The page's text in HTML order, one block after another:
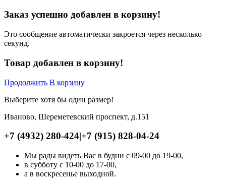
Заказ успешно добавлен в корзину!
Это сообщение автоматически закроется через несколько
секунд.
Товар добавлен в корзину!
Продолжить В корзину
Выберите хотя бы один размер!
Иваново, Шереметевский проспект, д.151
+7 (4932) 280-424|+7 (915) 828-04-24
Мы рады видеть Вас в будни с 09-00 до 19-00,
в субботу с 10-00 до 17-00,
а в воскресенье выходной.